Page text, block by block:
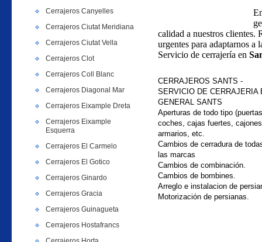
Cerrajeros Canyelles
Cerrajeros Ciutat Meridiana
Cerrajeros Ciutat Vella
Cerrajeros Clot
Cerrajeros Coll Blanc
Cerrajeros Diagonal Mar
Cerrajeros Eixample Dreta
Cerrajeros Eixample
Esquerra
Cerrajeros El Carmelo
Cerrajeros El Gotico
Cerrajeros Ginardo
Cerrajeros Gracia
Cerrajeros Guinagueta
Cerrajeros Hostafrancs
calidad a nuestros clientes.
urgentes para adaptarnos a
Servicio de cerrajería en
CERRAJEROS SANTS -
SERVICIO DE CERRAJERIA
GENERAL SANTS
Aperturas de todo tipo
coches, cajas fuertes,
armarios, etc.
Cambios de cerradura de
las marcas
Cambios de combinación.
Cambios de bombines.
Arreglo e instalacion de
Motorización de persianas.